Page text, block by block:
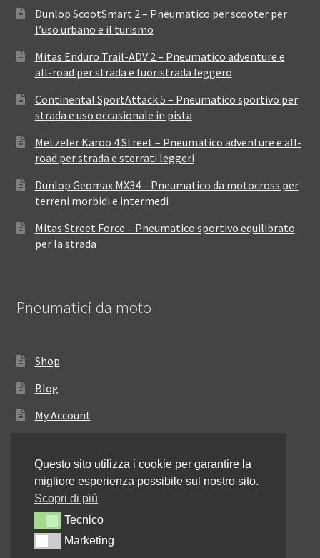
Dunlop ScootSmart 2 – Pneumatico per scooter per
l’uso urbano e il turismo
Mitas Enduro Trail-ADV 2 – Pneumatico adventure e
all-road per strada e fuoristrada leggero
Continental SportAttack 5 – Pneumatico sportivo per
strada e uso occasionale in pista
Metzeler Karoo 4 Street – Pneumatico adventure e all-
road per strada e sterrati leggeri
Dunlop Geomax MX34 – Pneumatico da motocross per
terreni morbidi e intermedi
Mitas Street Force – Pneumatico sportivo equilibrato
per la strada
Pneumatici da moto
Shop
Blog
My Account
Resi e rimborsi
Annullamento dell’ordine
Informativa sulla privacy
Contattaci
Questo sito utilizza i cookie per garantire la
migliore esperienza possibile sul nostro sito.
Scopri di più
TecnicoTecnico
MarketingMarketing